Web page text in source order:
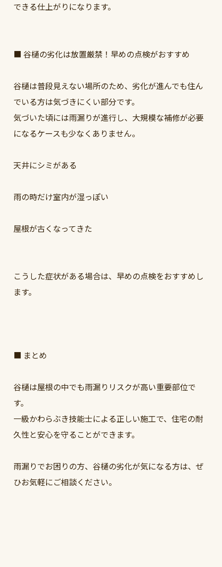
できる仕上がりになります。
■ 谷樋の劣化は放置厳禁！早めの点検がおすすめ
谷樋は普段見えない場所のため、劣化が進んでも住ん
でいる方は気づきにくい部分です。
気づいた頃には雨漏りが進行し、大規模な補修が必要
になるケースも少なくありません。
天井にシミがある
雨の時だけ室内が湿っぽい
屋根が古くなってきた
こうした症状がある場合は、早めの点検をおすすめし
ます。
■ まとめ
谷樋は屋根の中でも雨漏りリスクが高い重要部位で
す。
一級かわらぶき技能士による正しい施工で、住宅の耐
久性と安心を守ることができます。
雨漏りでお困りの方、谷樋の劣化が気になる方は、ぜ
ひお気軽にご相談ください。